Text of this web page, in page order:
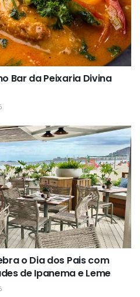
Bar da Peixaria Divina
o Dia dos Pais com
de Ipanema e Leme